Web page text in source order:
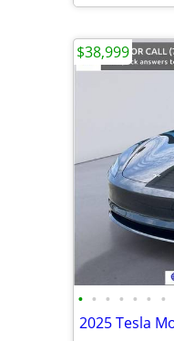
• • • • • • •
$38,999